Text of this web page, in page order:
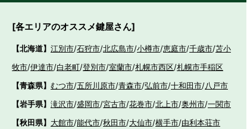
[各エリアのオススメ鍵屋さん]
【北海道】 江別市/石狩市/北広島市/小樽市/恵庭市/千歳市/苫小
牧市/伊達市/白老町/登別市/室蘭市/札幌市西区/札幌市手稲区
【青森県】 むつ市/五所川原市/青森市/弘前市/十和田市/八戸市
【岩手県】 滝沢市/盛岡市/宮古市/花巻市/北上市/奥州市/一関市
【秋田県】 大館市/能代市/秋田市/大仙市/横手市/由利本荘市